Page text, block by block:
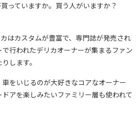
っていますか。買う人がいますか？
はカスタムが豊富で、専門誌が発売され
行われたデリカオーナーが集まるファン
します。
をいじるのが大好きなコアなオーナー
アを楽しみたいファミリー層も使われて